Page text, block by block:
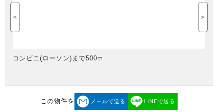
コンビニ(ローソン)まで500m
＜ ＞
この物件を メールで送る LINEで送る